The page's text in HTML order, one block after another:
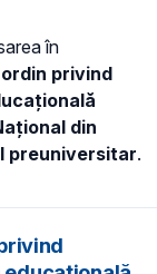
în
privind
din
preuniversitar.